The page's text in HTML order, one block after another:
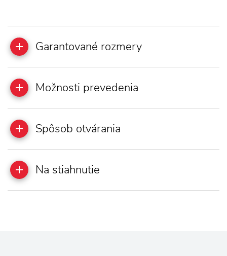
Garantované rozmery
Možnosti prevedenia
Spôsob otvárania
Na stiahnutie